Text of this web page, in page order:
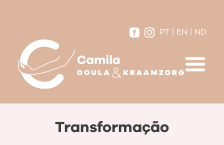
PT EN ND
Transformação